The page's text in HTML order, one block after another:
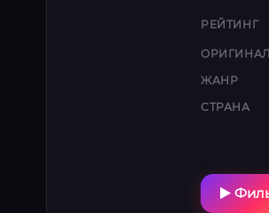
РЕЙТИНГ
ЖАНР
СТРАНА